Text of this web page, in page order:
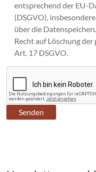
entsprechend der EU-
(DSGVO),
über die
Recht auf Löschung
Art. 17 DSGVO.